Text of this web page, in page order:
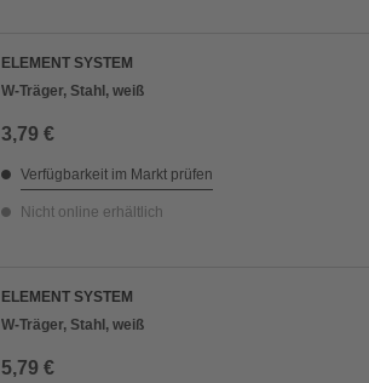
ELEMENT SYSTEM
W-Träger, Stahl, weiß
3,79 €
Verfügbarkeit im Markt prüfen
Nicht online erhältlich
ELEMENT SYSTEM
W-Träger, Stahl, weiß
5,79 €